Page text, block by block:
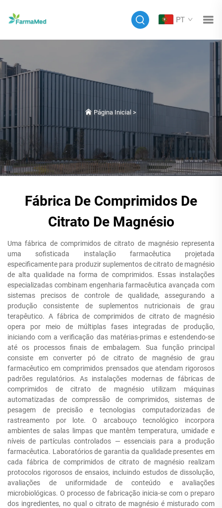
PT
Página Inicial>
Fábrica De Comprimidos De
Citrato De Magnésio
Uma fábrica de comprimidos de citrato de magnésio representa
uma sofisticada instalação farmacêutica projetada
especificamente para produzir suplementos de citrato de magnésio
de alta qualidade na forma de comprimidos. Essas instalações
especializadas combinam engenharia farmacêutica avançada com
sistemas precisos de controle de qualidade, assegurando a
produção consistente de suplementos nutricionais de grau
terapêutico. A fábrica de comprimidos de citrato de magnésio
opera por meio de múltiplas fases integradas de produção,
iniciando com a verificação das matérias-primas e estendendo-se
até os processos finais de embalagem. Sua função principal
consiste em converter pó de citrato de magnésio de grau
farmacêutico em comprimidos prensados que atendam rigorosos
padrões regulatórios. As instalações modernas de fábricas de
comprimidos de citrato de magnésio utilizam máquinas
automatizadas de compressão de comprimidos, sistemas de
pesagem de precisão e tecnologias computadorizadas de
rastreamento por lote. O arcabouço tecnológico incorpora
ambientes de salas limpas que mantêm temperatura, umidade e
níveis de partículas controlados — essenciais para a produção
farmacêutica. Laboratórios de garantia da qualidade presentes em
cada fábrica de comprimidos de citrato de magnésio realizam
protocolos rigorosos de ensaios, incluindo estudos de dissolução,
avaliações de uniformidade de conteúdo e avaliações
microbiológicas. O processo de fabricação inicia-se com o preparo
dos ingredientes, no qual o citrato de magnésio é misturado com